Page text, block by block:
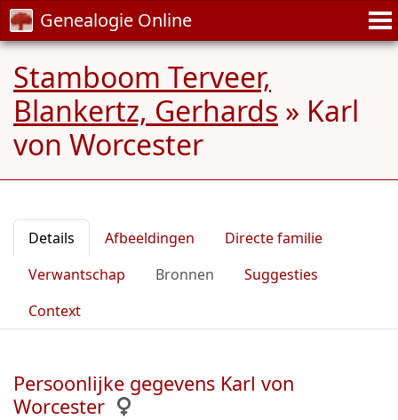
Genealogie Online
Stamboom Terveer,
Blankertz, Gerhards » Karl
von Worcester
Details Afbeeldingen
Directe familie
Verwantschap
Bronnen
Suggesties
Context
Persoonlijke gegevens Karl von
Worcester